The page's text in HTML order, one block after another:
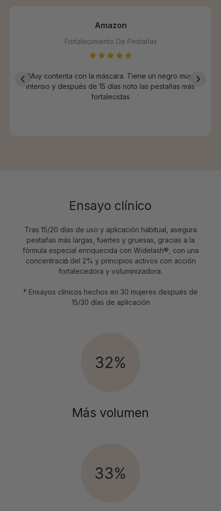
Muy contenta con la máscara. Tiene un negro muy
intenso y después de 15 días noto las pestañas más
fortalecidas
Amazon
Fortalecimiento De Pestañas
Ensayo clínico
Tras 15/20 días de uso y aplicación habitual, asegura
pestañas más largas, fuertes y gruesas, gracias a la
fórmula especial enriquecida con Widelash®, con una
concentraciόn del 2% y principios activos con acción
fortalecedora y voluminizadora.
* Ensayos clínicos hechos en 30 mujeres después de
15/30 días de aplicación
Más volumen